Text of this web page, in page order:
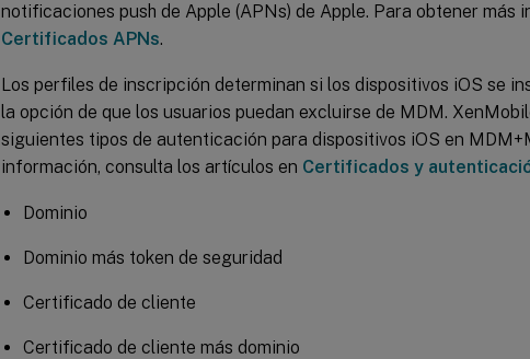
notificaciones push de Apple (APNs) de Apple. Para obtener más
Certificados APNs.
Los perfiles de inscripción determinan si los dispositivos iOS se
la opción de que los usuarios puedan excluirse de MDM.
siguientes tipos de autenticación para dispositivos iOS en
información, consulta los artículos en Certificados y
Dominio
Dominio más token de seguridad
Certificado de cliente
Certificado de cliente más dominio